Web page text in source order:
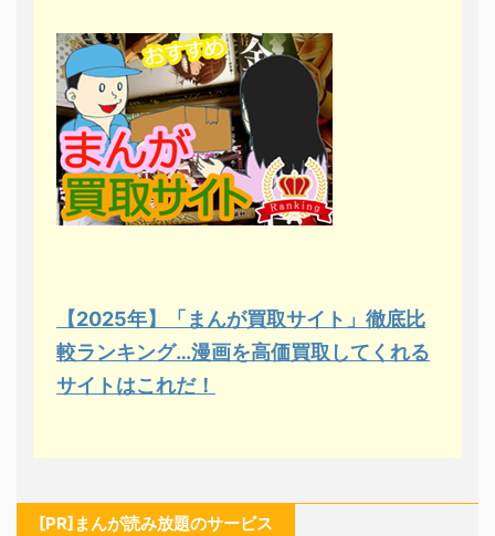
【2025年】「まんが買取サイト」徹底比
較ランキング…漫画を高価買取してくれる
サイトはこれだ！
[PR]まんが読み放題のサービス